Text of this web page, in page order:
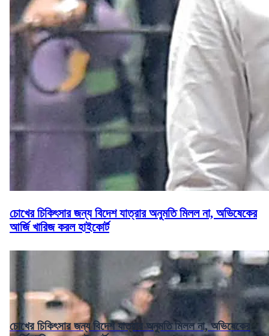
চোখের চিকিৎসার জন্য বিদেশ যাত্রার অনুমতি মিলল না, অভিষেকের
আর্জি খারিজ করল হাইকোর্ট
চোখের চিকিৎসার জন্য বিদেশ যাত্রার অনুমতি মিলল না, অভিষেকের